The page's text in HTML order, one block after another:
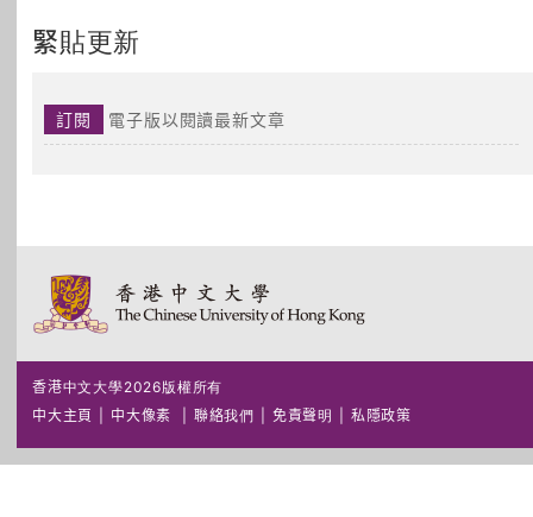
緊貼更新
訂閱 電子版以閱讀最新文章
香港中文大學2026版權所有
中大主頁
中大像素 聯絡我們 免責聲明 私隱政策